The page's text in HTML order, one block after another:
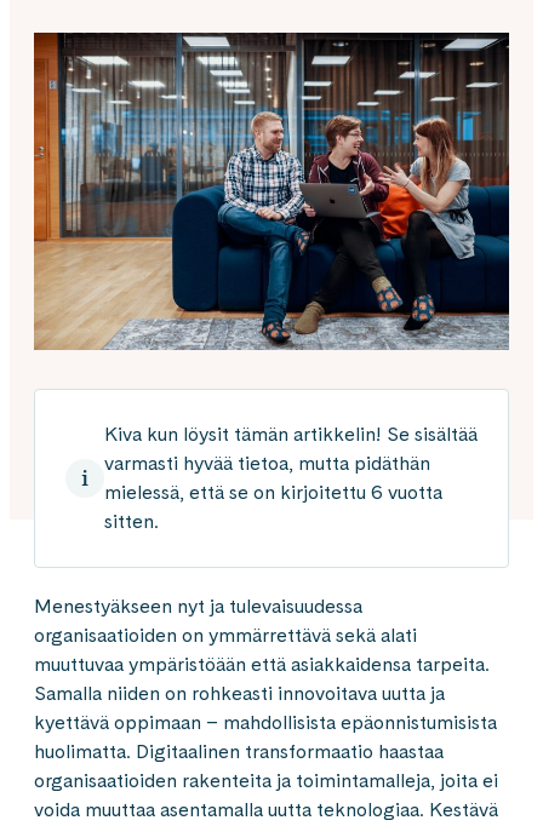
Kiva kun löysit tämän artikkelin! Se sisältää
varmasti hyvää tietoa, mutta pidäthän
mielessä, että se on kirjoitettu 6 vuotta
sitten.
Menestyäkseen nyt ja tulevaisuudessa
organisaatioiden on ymmärrettävä sekä alati
muuttuvaa ympäristöään että asiakkaidensa tarpeita.
Samalla niiden on rohkeasti innovoitava uutta ja
kyettävä oppimaan – mahdollisista epäonnistumisista
huolimatta. Digitaalinen transformaatio haastaa
organisaatioiden rakenteita ja toimintamalleja, joita ei
voida muuttaa asentamalla uutta teknologiaa. Kestävä